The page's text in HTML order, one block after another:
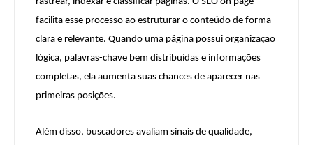
facilita esse processo ao estruturar o conteúdo de forma
clara e relevante. Quando uma página possui organização
lógica, palavras-chave bem distribuídas e informações
completas, ela aumenta suas chances de aparecer nas
primeiras posições.
Além disso, buscadores avaliam sinais de qualidade,